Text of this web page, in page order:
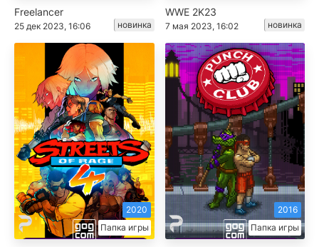
Freelancer
25 дек 2023, 16:06 новинка
WWE 2K23
7 мая 2023, 16:02 новинка
Папка игры
2020
Папка игры
2016